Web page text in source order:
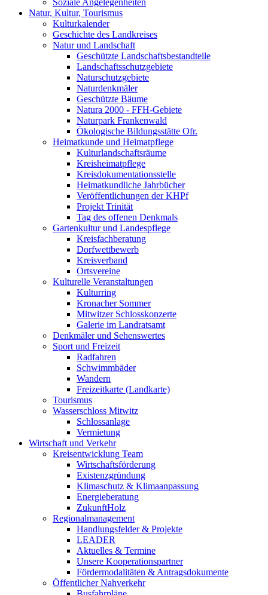
Soziale Angelegenheiten
Natur, Kultur, Tourismus
Kulturkalender
Geschichte des Landkreises
Natur und Landschaft
Geschützte Landschaftsbestandteile
Landschaftsschutzgebiete
Naturschutzgebiete
Naturdenkmäler
Geschützte Bäume
Natura 2000 - FFH-Gebiete
Naturpark Frankenwald
Ökologische Bildungsstätte Ofr.
Heimatkunde und Heimatpflege
Kulturlandschaftsräume
Kreisheimatpflege
Kreisdokumentationsstelle
Heimatkundliche Jahrbücher
Veröffentlichungen der KHPf
Projekt Trinität
Tag des offenen Denkmals
Gartenkultur und Landespflege
Kreisfachberatung
Dorfwettbewerb
Kreisverband
Ortsvereine
Kulturelle Veranstaltungen
Kulturring
Kronacher Sommer
Mitwitzer Schlosskonzerte
Galerie im Landratsamt
Denkmäler und Sehenswertes
Sport und Freizeit
Radfahren
Schwimmbäder
Wandern
Freizeitkarte (Landkarte)
Tourismus
Wasserschloss Mitwitz
Schlossanlage
Vermietung
Wirtschaft und Verkehr
Kreisentwicklung Team
Wirtschaftsförderung
Existenzgründung
Klimaschutz & Klimaanpassung
Energieberatung
ZukunftHolz
Regionalmanagement
Handlungsfelder & Projekte
LEADER
Aktuelles & Termine
Unsere Kooperationspartner
Fördermodalitäten & Antragsdokumente
Öffentlicher Nahverkehr